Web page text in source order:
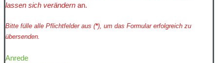
lassen sich verändern an.
Bitte fülle alle Pflichtfelder aus (*), um das Formular erfolgreich zu
übersenden.
Anrede